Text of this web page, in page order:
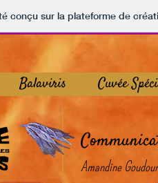
conçu sur la plateforme de
Amandine
Balaviris Cuvée